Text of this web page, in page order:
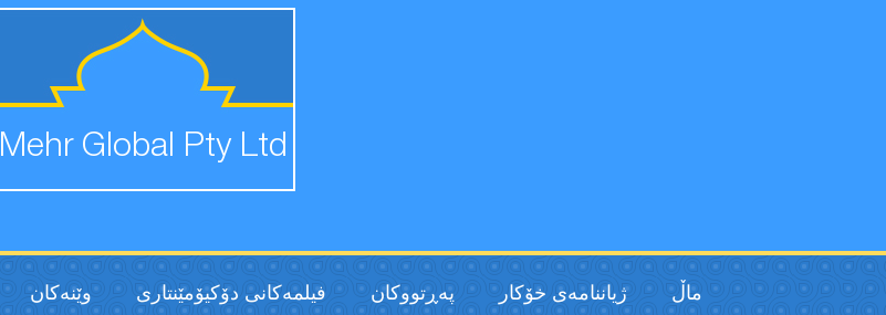
Mehr Global Pty Ltd
ماڵ ژیاننامەی خۆکار پەڕتووكان فیلمەكانی دۆکیۆمێنتاری وێنەکان